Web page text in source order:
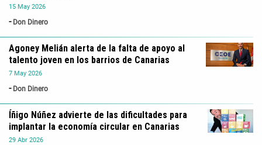
15 May 2026
Don Dinero
7 May 2026
Don Dinero
Agoney Melián alerta de la falta de apoyo al
talento joven en los barrios de Canarias
29 Abr 2026
Íñigo Núñez advierte de las dificultades para
implantar la economía circular en Canarias